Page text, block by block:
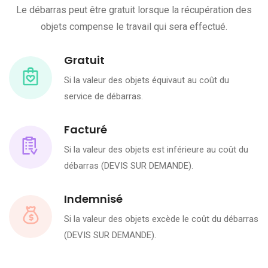
Le débarras peut être gratuit lorsque la récupération des
objets compense le travail qui sera effectué.
Gratuit
Si la valeur des objets équivaut au coût du
service de débarras.
Facturé
Si la valeur des objets est inférieure au coût du
débarras (DEVIS SUR DEMANDE).
Indemnisé
Si la valeur des objets excède le coût du débarras
(DEVIS SUR DEMANDE).